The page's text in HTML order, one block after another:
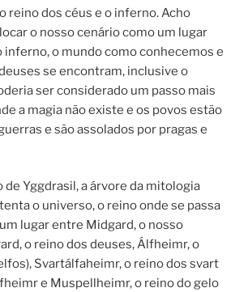
reino dos céus e o inferno. Acho
o nosso cenário como um lugar
inferno, o mundo como conhecemos e
se encontram, inclusive o
ser considerado um passo mais
a magia não existe e os povos estão
e são assolados por pragas e
de Yggdrasil, a árvore da mitologia
o universo, o reino onde se passa
lugar entre Midgard, o nosso
o reino dos deuses, Álfheimr, o
Svartálfaheimr, o reino dos svart
e Muspellheimr, o reino do gelo